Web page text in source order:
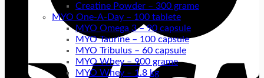
Creatine Powder – 300 grame
MYO One-A-Day – 100 tablete
MYO Omega 3 – 90 capsule
MYO Taurine – 100 capsule
MYO Tribulus – 60 capsule
MYO Whey – 900 grame
MYO Whey – 1.8 kg